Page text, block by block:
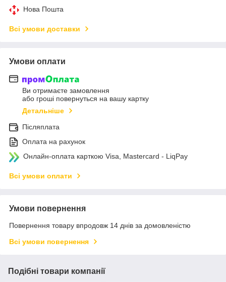
Нова Пошта
Всі умови доставки
Умови оплати
Ви отримаєте замовлення
або гроші повернуться на вашу картку
Детальніше
Післяплата
Оплата на рахунок
Онлайн-оплата карткою Visa, Mastercard - LiqPay
Всі умови оплати
Умови повернення
Повернення товару впродовж 14 днів за домовленістю
Всі умови повернення
Подібні товари компанії